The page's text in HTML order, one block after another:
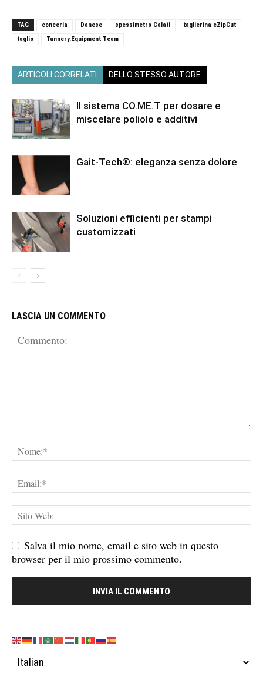
TAG conceria Danese spessimetro Calati
taglierina eZipCut
taglio
Tannery.Equipment Team
ARTICOLI CORRELATI DELLO STESSO AUTORE
Il sistema CO.ME.T per dosare e
miscelare poliolo e additivi
Gait-Tech®: eleganza senza dolore
Soluzioni efficienti per stampi
customizzati
LASCIA UN COMMENTO
Salva il mio nome, email e sito web in questo
browser per il mio prossimo commento.